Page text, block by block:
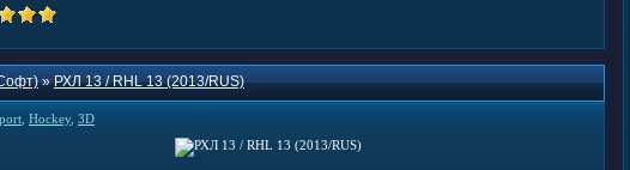
»РХЛ 13 / RHL 13 (2013/RUS)
Hockey, 3D